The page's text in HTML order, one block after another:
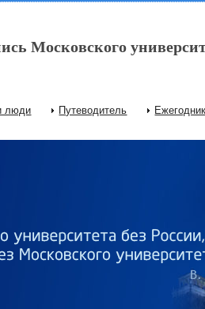
Московского
люди Путеводитель